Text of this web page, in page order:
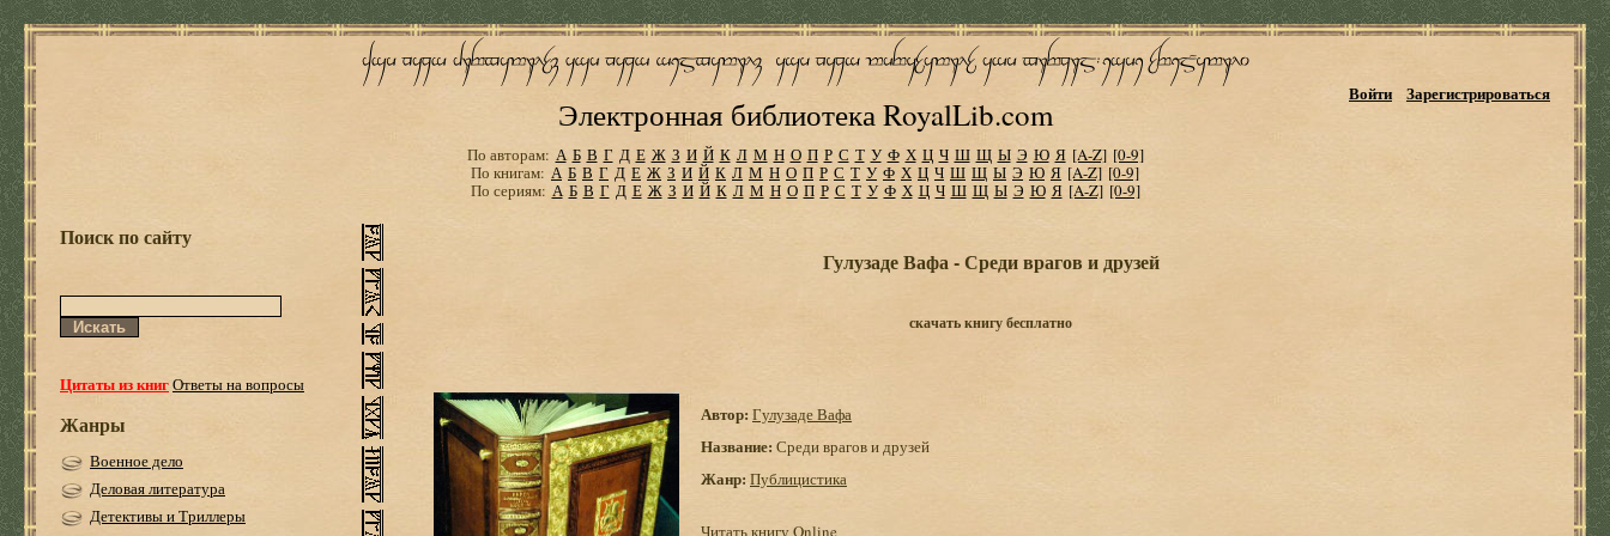
Электронная библиотека RoyalLib.com
Войти Зарегистрироваться
По авторам: А Б В Г Д Е Ж З И Й К Л М Н О П Р С Т У Ф Х Ц Ч Ш Щ Ы Э Ю Я [A-Z] [0-9]
По книгам: А Б В Г Д Е Ж З И Й К Л М Н О П Р С Т У Ф Х Ц Ч Ш Щ Ы Э Ю Я [A-Z] [0-9]
По сериям: А Б В Г Д Е Ж З И Й К Л М Н О П Р С Т У Ф Х Ц Ч Ш Щ Ы Э Ю Я [A-Z] [0-9]
Поиск по сайту
Цитаты из книгОтветы на вопросы
Жанры
Военное дело
Деловая литература
Детективы и Триллеры
Гулузаде Вафа - Среди врагов и друзей
скачать книгу бесплатно
Автор: Гулузаде Вафа
Название: Среди врагов и друзей
Жанр: Публицистика
Читать книгу Online